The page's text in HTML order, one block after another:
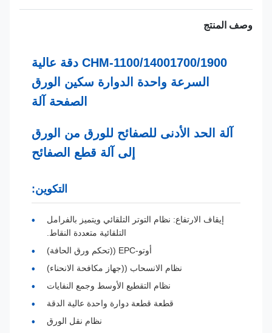
وصف المنتج
CHM-1100/14001700/1900 دقة عالية
السرعة واحدة الدوارة سكين الورق
الصفحة آلة
آلة الحد الأدنى للصفائح للورق من الورق
إلى آلة قطع الصفائح
التكوين:
إيقاف الارتفاع: نظام التوتر التلقائي ويتميز بالفرامل
التلقائية متعددة النقاط.
نظام الانسحاب ((جهاز مكافحة الانحناء)
نظام التقطيع الأوسط وجمع النفايات
قطعة قطعة دوارة واحدة عالية الدقة
نظام نقل الورق